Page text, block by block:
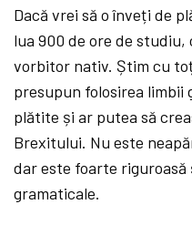
Dacă vrei să o înveți de
lua 900 de ore de
vorbitor nativ. Știm cu
presupun folosirea limbii
plătite și ar putea să
Brexitului. Nu este
dar este foarte riguroasă
gramaticale.